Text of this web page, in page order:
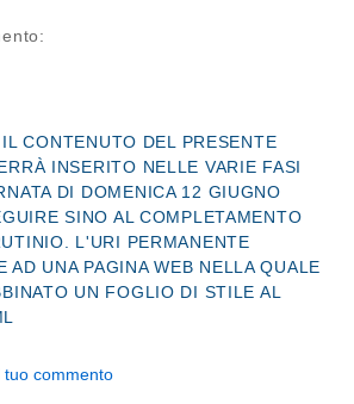
CONTENUTO DEL PRESENTE
INSERITO NELLE VARIE FASI
DI DOMENICA 12 GIUGNO
SINO AL COMPLETAMENTO
L'URI PERMANENTE
AD UNA PAGINA WEB NELLA QUALE
UN FOGLIO DI STILE AL
tuo commento